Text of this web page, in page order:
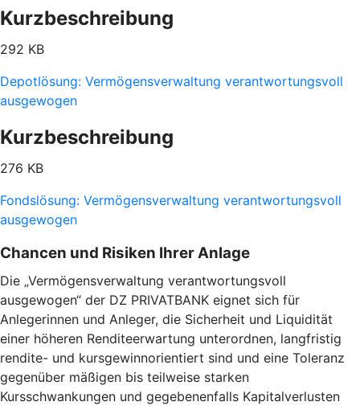
Kurzbeschreibung
292 KB
Depotlösung: Vermögensverwaltung verantwortungsvoll
ausgewogen
Kurzbeschreibung
276 KB
Fondslösung: Vermögensverwaltung verantwortungsvoll
ausgewogen
Chancen und Risiken Ihrer Anlage
Die „Vermögensverwaltung verantwortungsvoll
ausgewogen“ der DZ PRIVATBANK eignet sich für
Anlegerinnen und Anleger, die Sicherheit und Liquidität
einer höheren Renditeerwartung unterordnen, langfristig
rendite- und kursgewinnorientiert sind und eine Toleranz
gegenüber mäßigen bis teilweise starken
Kursschwankungen und gegebenenfalls Kapitalverlusten